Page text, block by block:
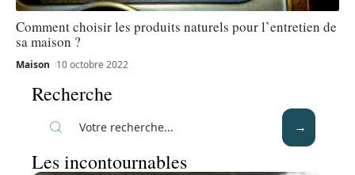
Comment choisir les produits naturels pour l’entretien de
sa maison ?
Maison 10 octobre 2022
Recherche
Les incontournables